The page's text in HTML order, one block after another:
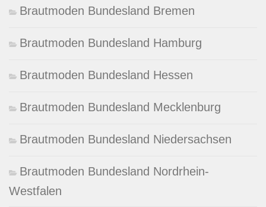
Brautmoden Bundesland Bremen
Brautmoden Bundesland Hamburg
Brautmoden Bundesland Hessen
Brautmoden Bundesland Mecklenburg
Brautmoden Bundesland Niedersachsen
Brautmoden Bundesland Nordrhein-
Westfalen